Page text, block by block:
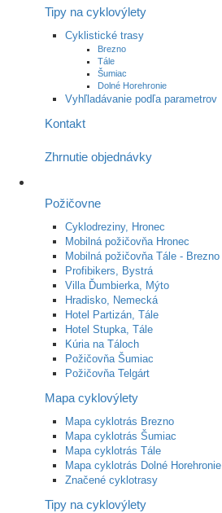
Tipy na cyklovýlety
Cyklistické trasy
Brezno
Tále
Šumiac
Dolné Horehronie
Vyhľladávanie podľa parametrov
Kontakt
Zhrnutie objednávky
Požičovne
Cyklodreziny, Hronec
Mobilná požičovňa Hronec
Mobilná požičovňa Tále - Brezno
Profibikers, Bystrá
Villa Ďumbierka, Mýto
Hradisko, Nemecká
Hotel Partizán, Tále
Hotel Stupka, Tále
Kúria na Táloch
Požičovňa Šumiac
Požičovňa Telgárt
Mapa cyklovýlety
Mapa cyklotrás Brezno
Mapa cyklotrás Šumiac
Mapa cyklotrás Tále
Mapa cyklotrás Dolné Horehronie
Značené cyklotrasy
Tipy na cyklovýlety